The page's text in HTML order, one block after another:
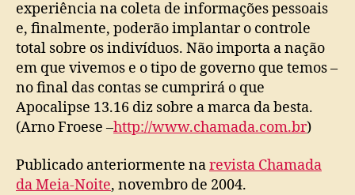
experiência na coleta de informações pessoais
e, finalmente, poderão implantar o controle
total sobre os indivíduos. Não importa a nação
em que vivemos e o tipo de governo que temos –
no final das contas se cumprirá o que
Apocalipse 13.16 diz sobre a marca da besta.
(Arno Froese –http://www.chamada.com.br)
Publicado anteriormente narevista Chamada
da Meia-Noite, novembro de 2004.